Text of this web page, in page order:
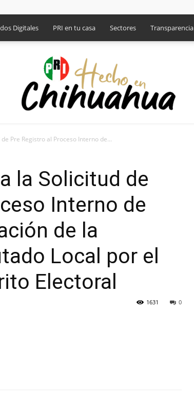
Digitales PRI en tu casa Sectores Transparencia
Pre Registro al Proceso Interno de...
la Solicitud de
Interno de
de la
Local por el
Electoral
0
1631